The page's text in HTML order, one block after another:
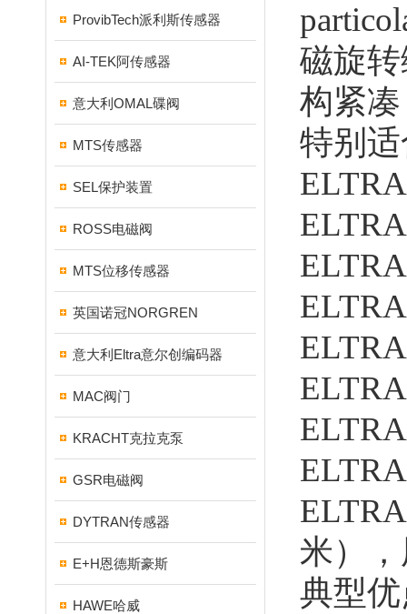
ProvibTech派利斯传感器
AI-TEK阿传感器
意大利OMAL碟阀
MTS传感器
SEL保护装置
ROSS电磁阀
MTS位移传感器
英国诺冠NORGREN
意大利Eltra意尔创编码器
MAC阀门
KRACHT克拉克泵
GSR电磁阀
DYTRAN传感器
E+H恩德斯豪斯
HAWE哈威
磁旋
构紧
特别
米）
典型